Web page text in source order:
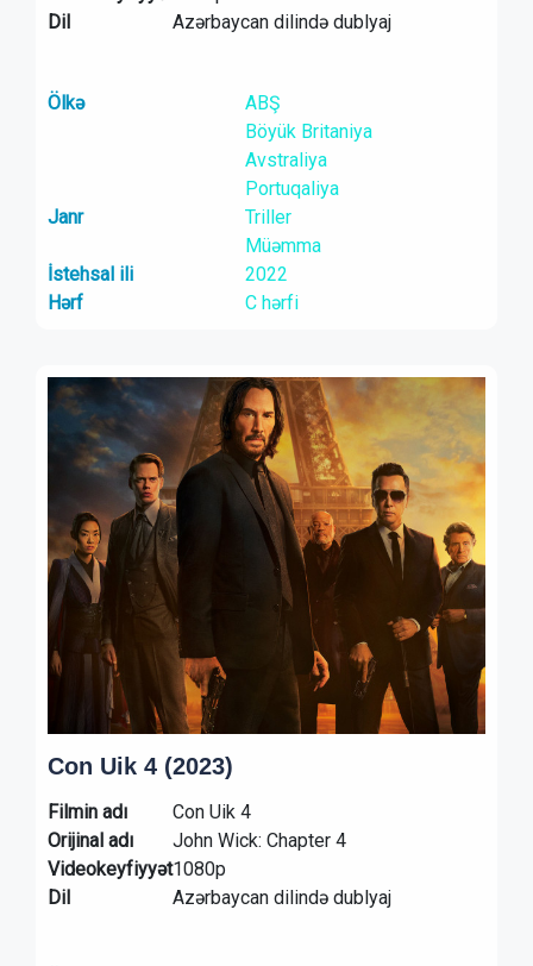
Dil
Azərbaycan dilində dublyaj
Ölkə
ABŞ
Böyük Britaniya
Avstraliya
Portuqaliya
Janr
Triller
Müəmma
İstehsal ili
2022
Hərf
C hərfi
Con Uik 4 (2023)
Filmin adı
Con Uik 4
Orijinal adı
John Wick: Chapter 4
Videokeyfiyyət1080p
Dil
Azərbaycan dilində dublyaj